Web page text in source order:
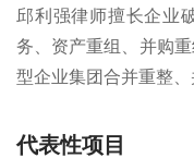
邱利强律师擅长企业
务、资产重组、并购
型企业集团合并重整、
代表性项目